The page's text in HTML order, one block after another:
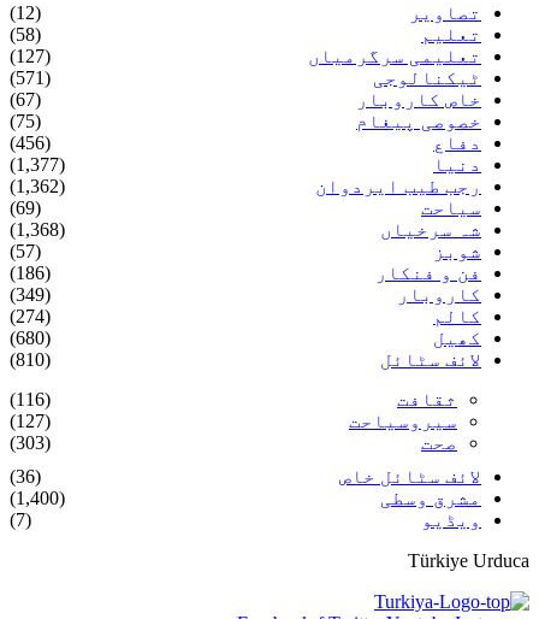
تصاویر
(12)
تعلیم
(58)
تعلیمی سرگرمیاں
(127)
ٹیکنالوجی
(571)
خاص کاروبار
(67)
خصوصی پیغام
(75)
دفاع
(456)
دنیا
(1,377)
رجب طیب ایردوان
(1,362)
سیاحت
(69)
شہ سرخیاں
(1,368)
شوبز
(57)
فن و فنکار
(186)
کاروبار
(349)
کالم
(274)
کھیل
(680)
لائف سٹائل
(810)
ثقافت
(116)
سیروسیاحت
(127)
صحت
(303)
لائف سٹائل خاص
(36)
مشرق وسطی
(1,400)
ویڈیو
(7)
Türkiye Urduca